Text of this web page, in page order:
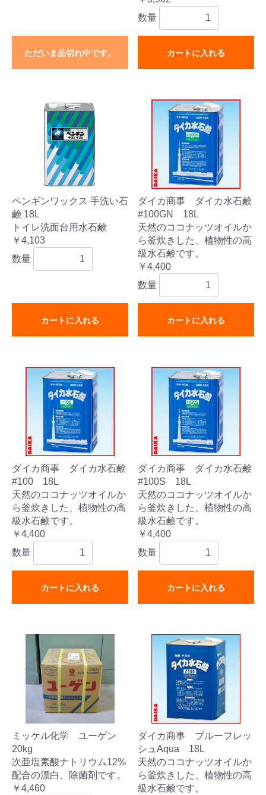
ただいま品切れ中です。
数量
カートに入れる
ペンギンワックス 手洗い石
鹸 18L
トイレ洗面台用水石鹸
￥4,103
数量
カートに入れる
ダイカ商事 ダイカ水石鹸
#100GN 18L
天然のココナッツオイルか
ら釜炊きした、植物性の高
級水石鹸です。
￥4,400
数量
カートに入れる
ダイカ商事 ダイカ水石鹸
#100 18L
天然のココナッツオイルか
ら釜炊きした、植物性の高
級水石鹸です。
￥4,400
数量
カートに入れる
ダイカ商事 ダイカ水石鹸
#100S 18L
天然のココナッツオイルか
ら釜炊きした、植物性の高
級水石鹸です。
￥4,400
数量
カートに入れる
ミッケル化学 ユーゲン
20kg
次亜塩素酸ナトリウム12%
配合の漂白、除菌剤です。
￥4,460
ダイカ商事 ブルーフレッ
シュAqua 18L
天然のココナッツオイルか
ら釜炊きした、植物性の高
級水石鹸です。